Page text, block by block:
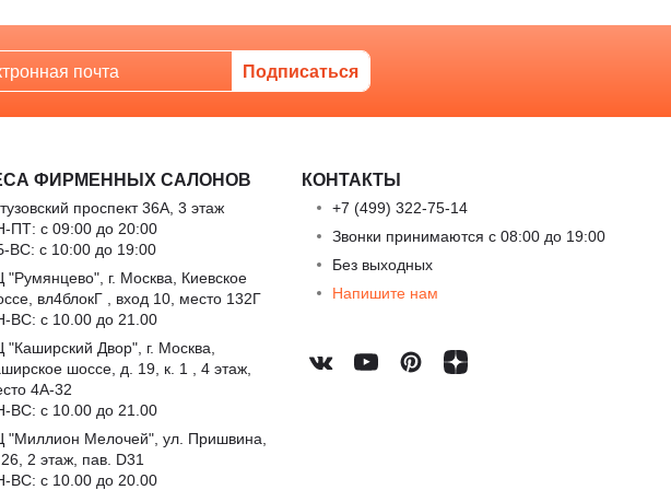
ФИРМЕННЫХ САЛОНОВ
проспект 36А, 3 этаж
ПТ: с 09:00 до 20:00
ВС: с 10:00 до 19:00
"Румянцево", г. Москва, Киевское
вл4блокГ , вход 10, место 132Г
ВС: c 10.00 до 21.00
"Каширский Двор", г. Москва,
шоссе, д. 19, к. 1 , 4 этаж,
4А-32
ВС: c 10.00 до 21.00
"Миллион Мелочей", ул. Пришвина,
2 этаж, пав. D31
ВС: c 10.00 до 20.00
КОНТАКТЫ
+7 (499) 322-75-14
Звонки принимаются с 08:00 до 19:00
Без выходных
Напишите нам